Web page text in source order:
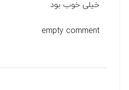
خیلی خوب بود
empty comment